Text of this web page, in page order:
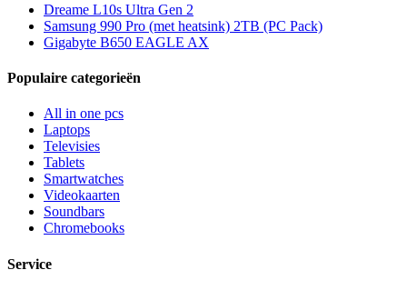
Dreame L10s Ultra Gen 2
Samsung 990 Pro (met heatsink) 2TB (PC Pack)
Gigabyte B650 EAGLE AX
Populaire categorieën
All in one pcs
Laptops
Televisies
Tablets
Smartwatches
Videokaarten
Soundbars
Chromebooks
Service